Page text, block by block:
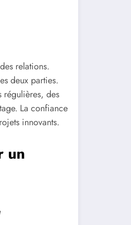
relations.
deux parties.
régulières, des
La confiance
innovants.
un